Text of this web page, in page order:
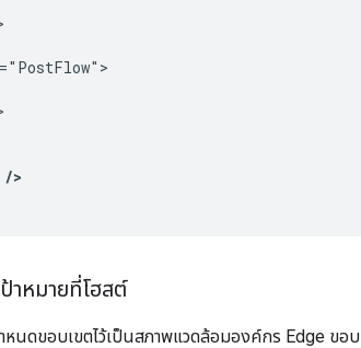
/>
าหมายที่โฮสต์
หนดขอบเขตไว้เป็นสภาพแวดล้อมองค์กร Edge ข